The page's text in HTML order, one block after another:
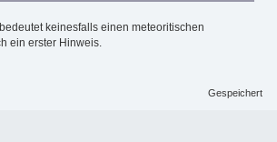
keinesfalls einen meteoritischen
ein erster Hinweis.
Gespeichert